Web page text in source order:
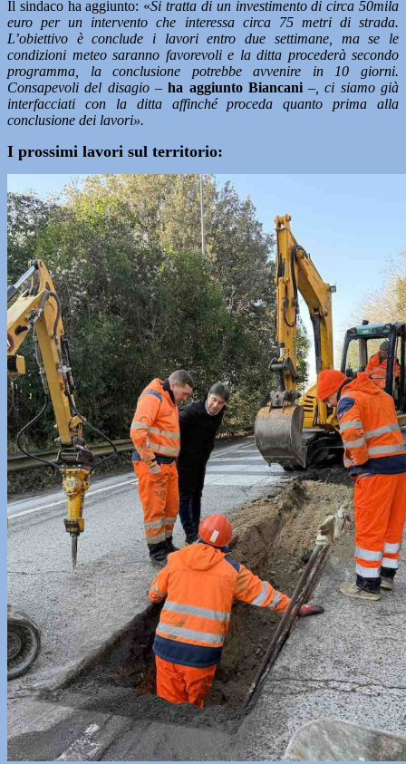
Il sindaco ha aggiunto: «Si tratta di un investimento di circa 50mila
euro per un intervento che interessa circa 75 metri di strada.
L’obiettivo è conclude i lavori entro due settimane, ma se le
condizioni meteo saranno favorevoli e la ditta procederà secondo
programma, la conclusione potrebbe avvenire in 10 giorni.
Consapevoli del disagio –ha aggiunto Biancani–, ci siamo già
interfacciati con la ditta affinché proceda quanto prima alla
conclusione dei lavori».
I prossimi lavori sul territorio: